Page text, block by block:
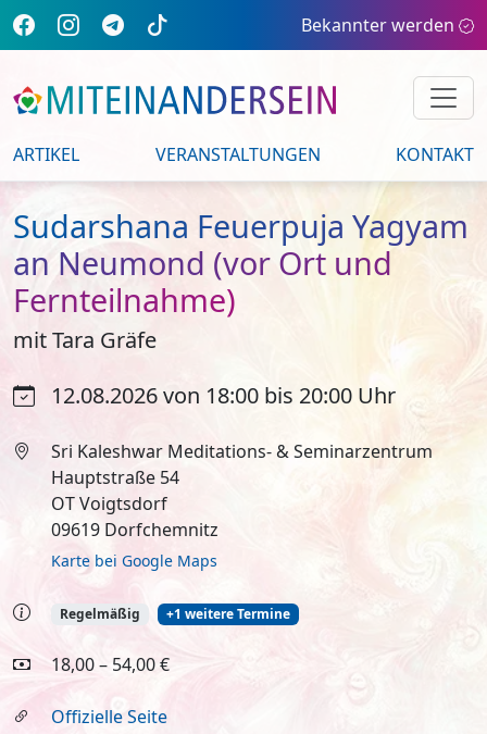
Bekannter werden
ARTIKEL VERANSTALTUNGEN KONTAKT
Sudarshana Feuerpuja Yagyam
an Neumond (vor Ort und
Fernteilnahme)
mit Tara Gräfe
12.08.2026 von 18:00 bis 20:00 Uhr
Sri Kaleshwar Meditations- & Seminarzentrum
Hauptstraße 54
OT Voigtsdorf
09619 Dorfchemnitz
Karte bei Google Maps
Regelmäßig +1 weitere Termine
18,00 – 54,00 €
Offizielle Seite